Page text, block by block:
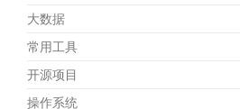
大数据
常用工具
开源项目
操作系统